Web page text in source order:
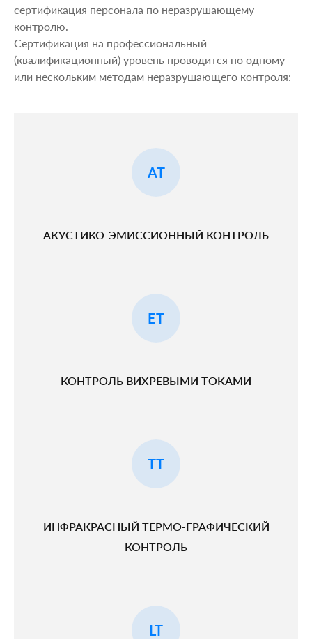
сертификация персонала по неразрушающему
контролю.
Сертификация на профессиональный
(квалификационный) уровень проводится по одному
или нескольким методам неразрушающего контроля:
AT
АКУСТИКО-ЭМИССИОННЫЙ КОНТРОЛЬ
ET
КОНТРОЛЬ ВИХРЕВЫМИ ТОКАМИ
TT
ИНФРАКРАСНЫЙ ТЕРМО-ГРАФИЧЕСКИЙ
КОНТРОЛЬ
LT